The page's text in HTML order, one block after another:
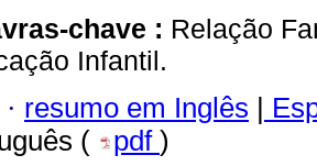
chave : Relação
Infantil.
· resumo em Inglês |
(
pdf )